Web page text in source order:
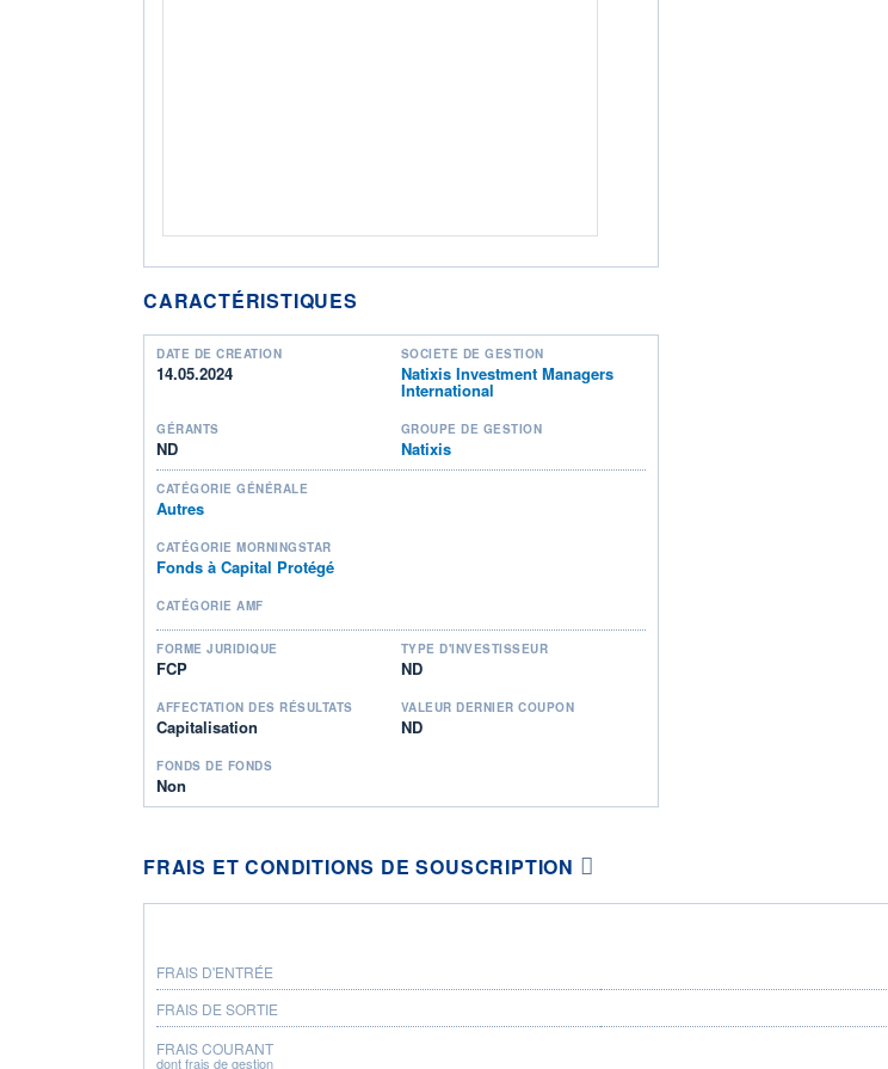
CARACTÉRISTIQUES
DATE DE CRÉATION
14.05.2024
SOCIÉTÉ DE GESTION
Natixis Investment Managers
International
GÉRANTS
ND
GROUPE DE GESTION
Natixis
CATÉGORIE GÉNÉRALE
Autres
CATÉGORIE MORNINGSTAR
Fonds à Capital Protégé
CATÉGORIE AMF
FORME JURIDIQUE
FCP
TYPE D'INVESTISSEUR
ND
AFFECTATION DES RÉSULTATS
Capitalisation
VALEUR DERNIER COUPON
ND
FONDS DE FONDS
Non
FRAIS ET CONDITIONS DE SOUSCRIPTION
FRAIS D'ENTRÉE
FRAIS DE SORTIE
FRAIS COURANT
dont frais de gestion